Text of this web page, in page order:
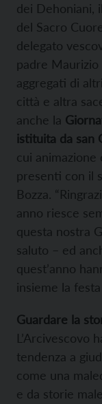
dei Dehoniani,
del Sacro
delegato
padre Maurizio
aggregati di
città e altra
anche la
istituita da san
cui animazione
presenti con il
Bozza.
anno riesce
questa nostra
saluto – ed
quest’anno
insieme la
Guardare la
L’Arcivescovo
tendenza a
come una
e da storie